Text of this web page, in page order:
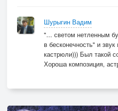
И не свернём со своего,
И не свернём со своего
Пути.
Шурыгин Вадим
"... светом нетленным
в бесконечность" и
кастрюли))) Был такой
Хороша композиция,